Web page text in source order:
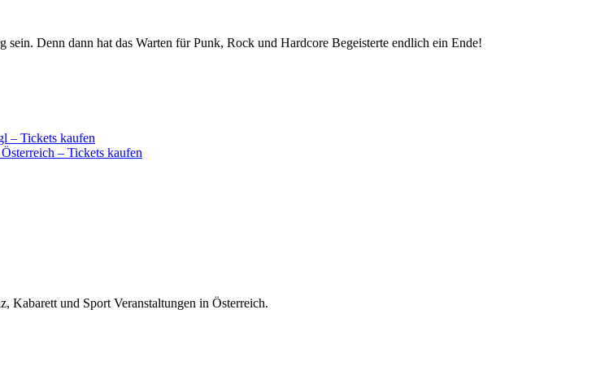
Denn dann hat das Warten für Punk, Rock und Hardcore Begeisterte endlich ein Ende!
– Tickets kaufen
– Tickets kaufen
Kabarett und Sport Veranstaltungen in Österreich.